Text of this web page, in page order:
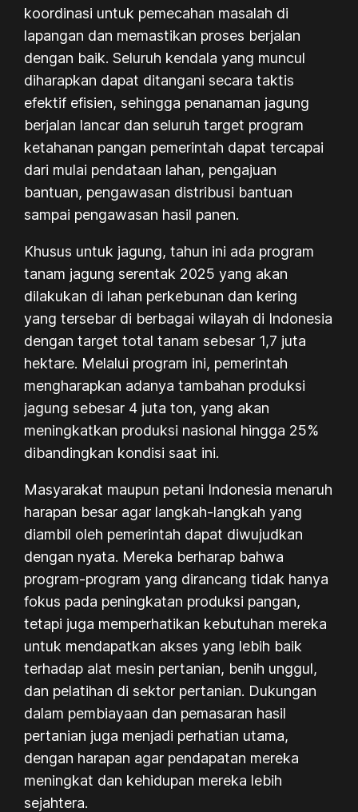
koordinasi untuk pemecahan masalah di
lapangan dan memastikan proses berjalan
dengan baik. Seluruh kendala yang muncul
diharapkan dapat ditangani secara taktis
efektif efisien, sehingga penanaman jagung
berjalan lancar dan seluruh target program
ketahanan pangan pemerintah dapat tercapai
dari mulai pendataan lahan, pengajuan
bantuan, pengawasan distribusi bantuan
sampai pengawasan hasil panen.
Khusus untuk jagung, tahun ini ada program
tanam jagung serentak 2025 yang akan
dilakukan di lahan perkebunan dan kering
yang tersebar di berbagai wilayah di Indonesia
dengan target total tanam sebesar 1,7 juta
hektare. Melalui program ini, pemerintah
mengharapkan adanya tambahan produksi
jagung sebesar 4 juta ton, yang akan
meningkatkan produksi nasional hingga 25%
dibandingkan kondisi saat ini.
Masyarakat maupun petani Indonesia menaruh
harapan besar agar langkah-langkah yang
diambil oleh pemerintah dapat diwujudkan
dengan nyata. Mereka berharap bahwa
program-program yang dirancang tidak hanya
fokus pada peningkatan produksi pangan,
tetapi juga memperhatikan kebutuhan mereka
untuk mendapatkan akses yang lebih baik
terhadap alat mesin pertanian, benih unggul,
dan pelatihan di sektor pertanian. Dukungan
dalam pembiayaan dan pemasaran hasil
pertanian juga menjadi perhatian utama,
dengan harapan agar pendapatan mereka
meningkat dan kehidupan mereka lebih
sejahtera.